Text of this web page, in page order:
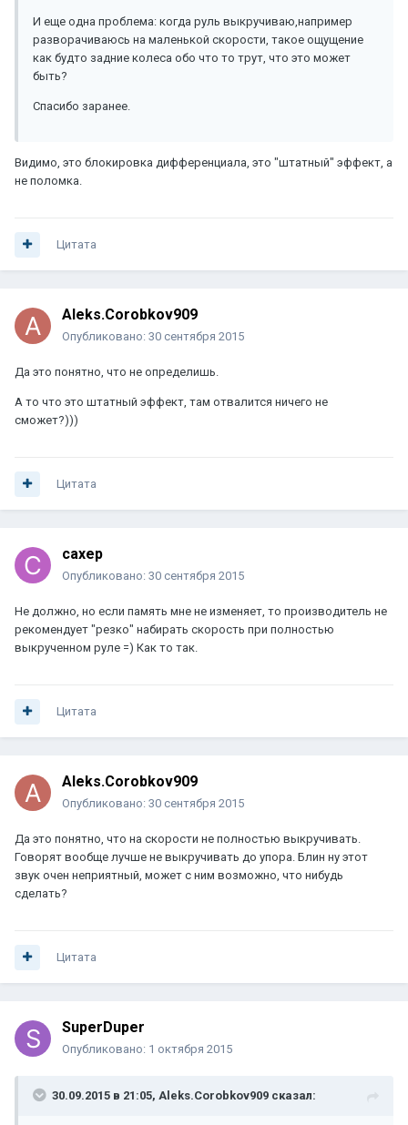
И еще одна проблема: когда руль выкручиваю,например
разворачиваюсь на маленькой скорости, такое ощущение
как будто задние колеса обо что то трут, что это может
быть?
Спасибо заранее.
Видимо, это блокировка дифференциала, это "штатный" эффект, а
не поломка.
Цитата
Aleks.Corobkov909
Опубликовано: 30 сентября 2015
Да это понятно, что не определишь.
А то что это штатный эффект, там отвалится ничего не
сможет?)))
Цитата
caxep
Опубликовано: 30 сентября 2015
Не должно, но если память мне не изменяет, то производитель не
рекомендует "резко" набирать скорость при полностью
выкрученном руле =) Как то так.
Цитата
Aleks.Corobkov909
Опубликовано: 30 сентября 2015
Да это понятно, что на скорости не полностью выкручивать.
Говорят вообще лучше не выкручивать до упора. Блин ну этот
звук очен неприятный, может с ним возможно, что нибудь
сделать?
Цитата
SuperDuper
Опубликовано: 1 октября 2015
30.09.2015 в 21:05, Aleks.Corobkov909 сказал: